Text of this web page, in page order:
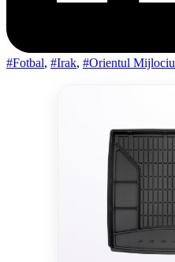
#Fotbal, #Irak, #Orientul Mijlociu